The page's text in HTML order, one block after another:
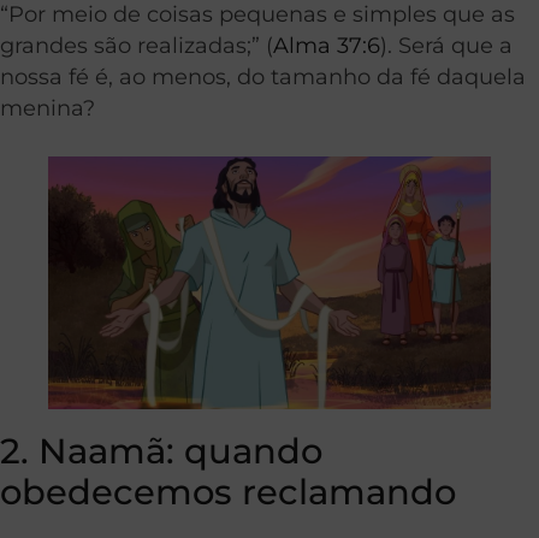
“Por meio de coisas pequenas e simples que as
grandes são realizadas;” (Alma 37:6). Será que a
nossa fé é, ao menos, do tamanho da fé daquela
menina?
2. Naamã: quando
obedecemos reclamando